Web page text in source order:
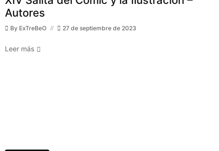
Autores
By ExTreBeO 27 de septiembre de 2023
Leer más